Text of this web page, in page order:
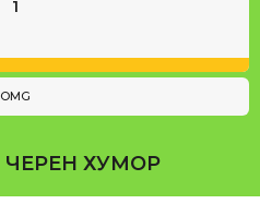
1
OMG
ЧЕРЕН ХУМОР